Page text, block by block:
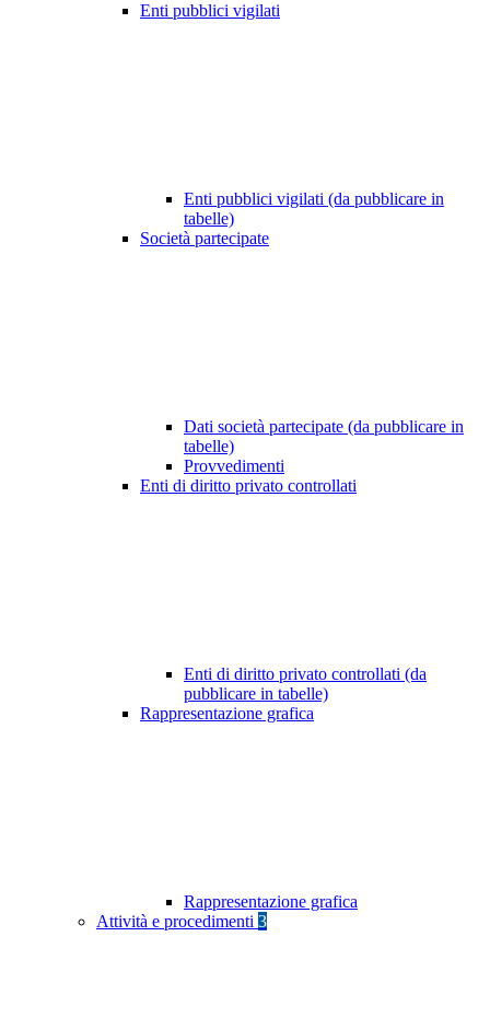
Enti pubblici vigilati
Enti pubblici vigilati (da pubblicare in
tabelle)
Società partecipate
Dati società partecipate (da pubblicare in
tabelle)
Provvedimenti
Enti di diritto privato controllati
Enti di diritto privato controllati (da
pubblicare in tabelle)
Rappresentazione grafica
Rappresentazione grafica
Attività e procedimenti 3